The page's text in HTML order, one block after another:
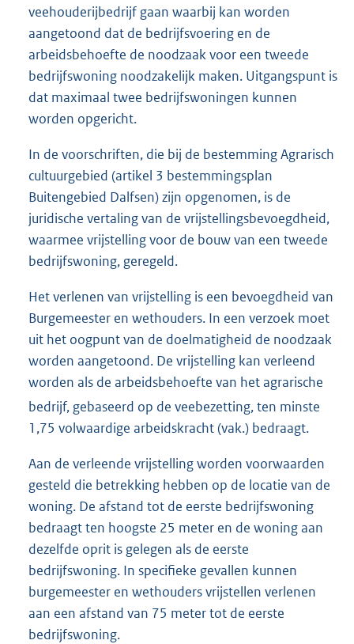
veehouderijbedrijf gaan waarbij kan worden
aangetoond dat de bedrijfsvoering en de
arbeidsbehoefte de noodzaak voor een tweede
bedrijfswoning noodzakelijk maken. Uitgangspunt is
dat maximaal twee bedrijfswoningen kunnen
worden opgericht.
In de voorschriften, die bij de bestemming Agrarisch
cultuurgebied (artikel 3 bestemmingsplan
Buitengebied Dalfsen) zijn opgenomen, is de
juridische vertaling van de vrijstellingsbevoegdheid,
waarmee vrijstelling voor de bouw van een tweede
bedrijfswoning, geregeld.
Het verlenen van vrijstelling is een bevoegdheid van
Burgemeester en wethouders. In een verzoek moet
uit het oogpunt van de doelmatigheid de noodzaak
worden aangetoond. De vrijstelling kan verleend
worden als de arbeidsbehoefte van het agrarische
bedrijf, gebaseerd op de veebezetting, ten minste
1,75 volwaardige arbeidskracht (vak.) bedraagt.
Aan de verleende vrijstelling worden voorwaarden
gesteld die betrekking hebben op de locatie van de
woning. De afstand tot de eerste bedrijfswoning
bedraagt ten hoogste 25 meter en de woning aan
dezelfde oprit is gelegen als de eerste
bedrijfswoning. In specifieke gevallen kunnen
burgemeester en wethouders vrijstellen verlenen
aan een afstand van 75 meter tot de eerste
bedrijfswoning.